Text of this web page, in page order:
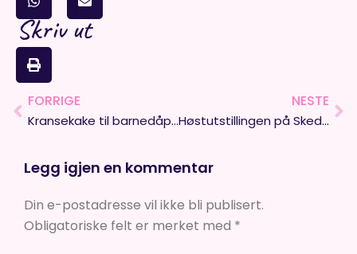
Skriv ut
Prev
FORRIGE
Kransekake til barnedåp eller barneselskap
NESTE
Høstutstillingen på Skedsmokorset
Legg igjen en kommentar
Din e-postadresse vil ikke bli publisert.
Obligatoriske felt er merket med *